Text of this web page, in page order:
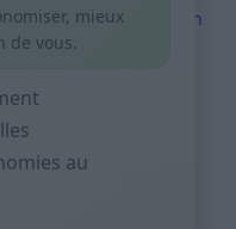
économiser en
sprays
rapide pour
le jour de paie
mieux
de vous.
au